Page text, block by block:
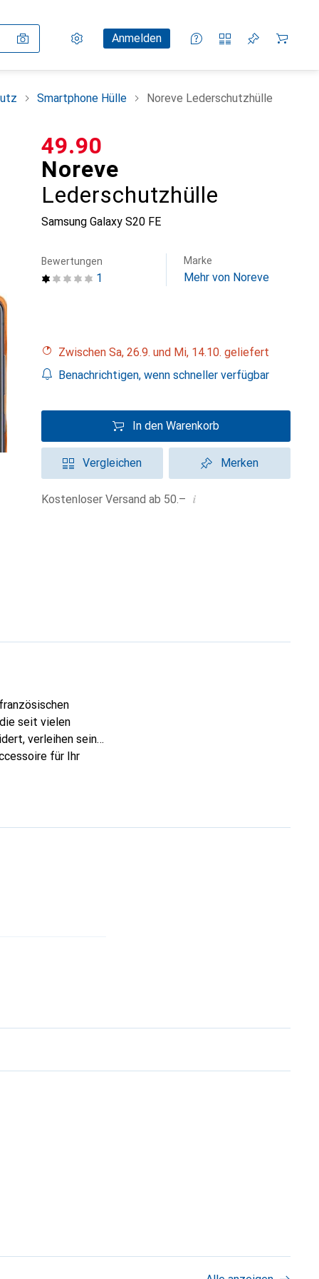
Einstellungen
KundenkontoAnmelden
Vergleichslisten
Merklisten
Warenkorb
Smartphone Hülle Noreve Lederschutzhülle
Noreve
Lederschutzhülle
Samsung Galaxy S20 FE
CHF
49.90
1
Bewertungen Marke
Mehr von Noreve
Zwischen Sa, 26.9. und Mi, 14.10. geliefert
Benachrichtigen, wenn schneller verfügbar
In den Warenkorb
Vergleichen Merken
Kostenloser Versand ab 50.– i
seit vielen
verleihen seine
für Ihr